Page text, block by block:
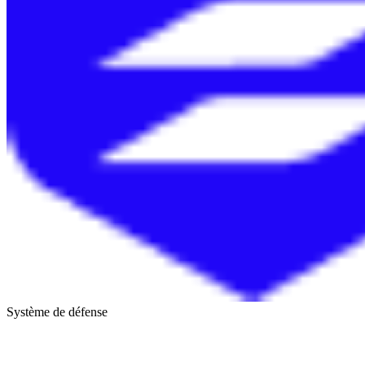
Système de défense